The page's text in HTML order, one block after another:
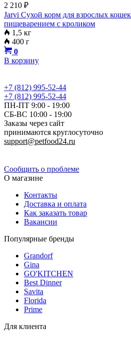
2 210 ₽
Jarvi Сухой корм для взрослых
пищеварением с кроликом
1,5 кг
400 г
0
В корзину
+7 (812) 995-52-44
+7 (812) 995-52-44
ПН-ПТ 9:00 - 19:00
СБ-ВС 10:00 - 19:00
Заказы через сайт
принимаются круглосуточно
support@petfood24.ru
Сообщить о проблеме
О магазине
Контакты
Доставка и оплата
Как заказать товар
Вакансии
Популярные бренды
Grandorf
Gina
GO'KITCHEN
Best Dinner
Savita
Florida
Prime
Для клиента